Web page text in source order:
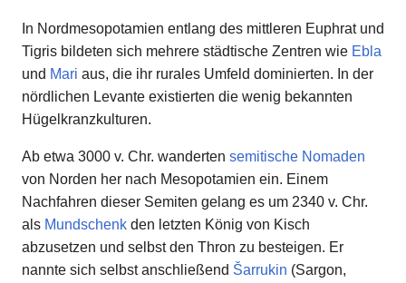
In Nordmesopotamien entlang des mittleren Euphrat und
Tigris bildeten sich mehrere städtische Zentren wie Ebla
und Mari aus, die ihr rurales Umfeld dominierten. In der
nördlichen Levante existierten die wenig bekannten
Hügelkranzkulturen.
Ab etwa 3000 v. Chr. wanderten semitische Nomaden
von Norden her nach Mesopotamien ein. Einem
Nachfahren dieser Semiten gelang es um 2340 v. Chr.
als Mundschenk den letzten König von Kisch
abzusetzen und selbst den Thron zu besteigen. Er
nannte sich selbst anschließend Šarrukin (Sargon,